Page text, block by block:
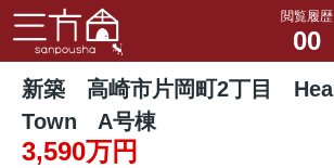
閲覧履歴
00
新築 高崎市片岡町2丁目
Town A号棟
3,590万円